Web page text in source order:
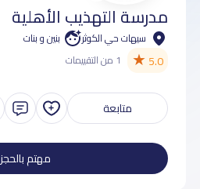
مدرسة التهذيب الأهلية
سيهات حي الكوثر بنين و بنات
5.0
★ 1 من التقييمات
متابعة
مهتم بالحجز